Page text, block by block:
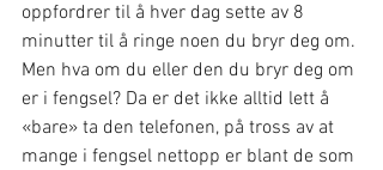
oppfordrer til å hver dag sette av 8
minutter til å ringe noen du bryr deg om.
Men hva om du eller den du bryr deg om
er i fengsel? Da er det ikke alltid lett å
«bare» ta den telefonen, på tross av at
mange i fengsel nettopp er blant de som